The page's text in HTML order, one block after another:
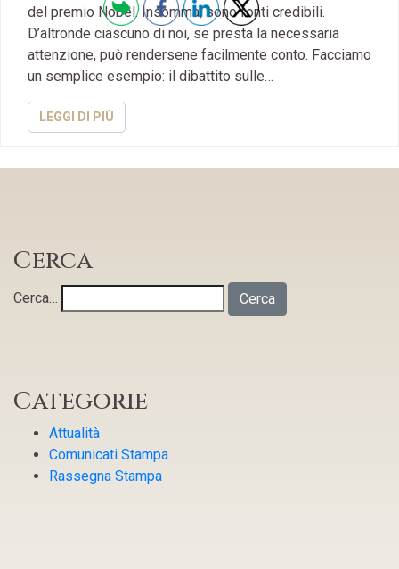
del premio Nobel. Insomma, sono fonti credibili.
D’altronde ciascuno di noi, se presta la necessaria
attenzione, può rendersene facilmente conto. Facciamo
un semplice esempio: il dibattito sulle…
LEGGI DI PIÙ
Cerca
Cerca…
Categorie
Attualità
Comunicati Stampa
Rassegna Stampa